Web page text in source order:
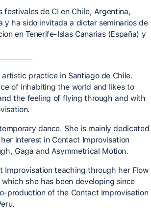
de CI en Chile, Argentina,
y ha sido invitada a dictar seminarios de
en Tenerife-Islas Canarias (España) y
practice in Santiago de Chile.
of inhabiting the world and likes to
the feeling of flying through and with
dance. She is mainly dedicated
interest in Contact Improvisation
Gaga and Asymmetrical Motion.
Improvisation teaching through her Flow
she has been developing since
production of the Contact Improvisation